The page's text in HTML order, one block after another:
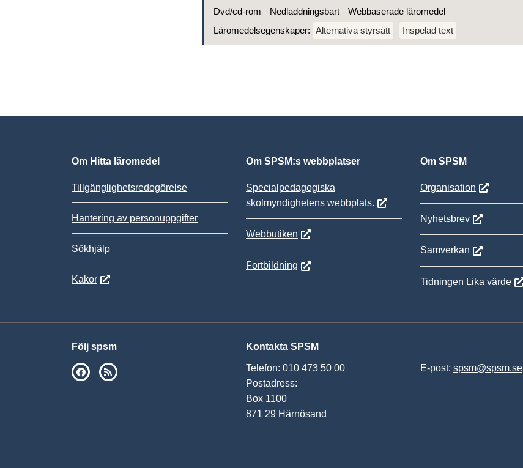
Dvd/cd-rom
Nedladdningsbart
Webbaserade läromedel
Läromedelsegenskaper: Alternativa styrsätt Inspelad text
Om Hitta läromedel
Tillgänglighetsredogörelse
Hantering av personuppgifter
Sökhjälp
Kakor
Om SPSM:s webbplatser
Specialpedagogiska
skolmyndighetens webbplats.
Webbutiken
Fortbildning
Om SPSM
Organisation
Nyhetsbrev
Samverkan
Tidningen Lika värde
Följ spsm
SPSM på Facebook
Kontakta SPSM
Telefon: 010 473 50 00
Postadress:
Box 1100
871 29 Härnösand
E-post: spsm@spsm.se